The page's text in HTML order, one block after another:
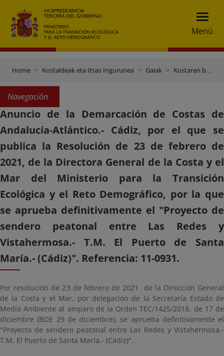
Menú
Home Kostaldeak eta Itsas Ingurunea Gaiak Kostaren babesa
Navegación
Anuncio de la Demarcación de Costas de
Andalucía-Atlántico.- Cádiz, por el que se
publica la Resolución de 23 de febrero de
2021, de la Directora General de la Costa y el
Mar del Ministerio para la Transición
Ecológica y el Reto Demográfico, por la que
se aprueba definitivamente el "Proyecto de
sendero peatonal entre Las Redes y
Vistahermosa.- T.M. El Puerto de Santa
María.- (Cádiz)". Referencia: 11-0931.
Por resolución de 23 de febrero de 2021 de la Dirección General
de la Costa y el Mar, por delegación de la Secretaría Estado de
Medio Ambiente al amparo de la Orden TEC/1425/2018, de 17 de
diciembre (BOE 29 de diciembre), se aprueba definitivamente el
"Proyecto de sendero peatonal entre Las Redes y Vistahermosa.-
T.M. El Puerto de Santa María.- (Cádiz)".